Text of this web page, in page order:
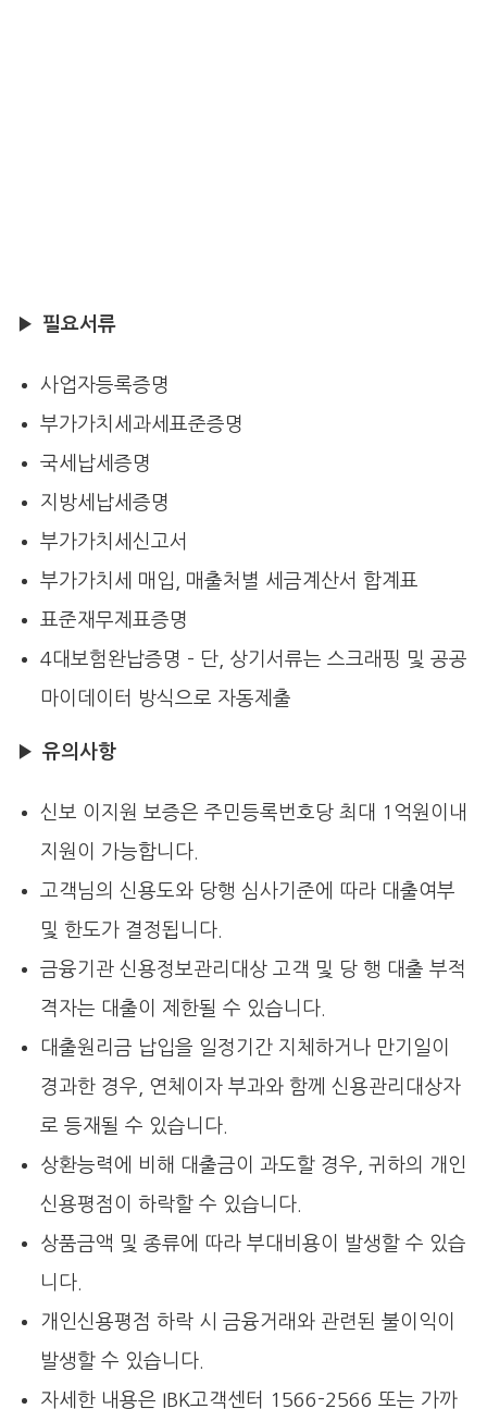
▶ 필요서류
사업자등록증명
부가가치세과세표준증명
국세납세증명
지방세납세증명
부가가치세신고서
부가가치세 매입, 매출처별 세금계산서 합계표
표준재무제표증명
4대보험완납증명 – 단, 상기서류는 스크래핑 및 공공
마이데이터 방식으로 자동제출
▶ 유의사항
신보 이지원 보증은 주민등록번호당 최대 1억원이내
지원이 가능합니다.
고객님의 신용도와 당행 심사기준에 따라 대출여부
및 한도가 결정됩니다.
금융기관 신용정보관리대상 고객 및 당 행 대출 부적
격자는 대출이 제한될 수 있습니다.
대출원리금 납입을 일정기간 지체하거나 만기일이
경과한 경우, 연체이자 부과와 함께 신용관리대상자
로 등재될 수 있습니다.
상환능력에 비해 대출금이 과도할 경우, 귀하의 개인
신용평점이 하락할 수 있습니다.
상품금액 및 종류에 따라 부대비용이 발생할 수 있습
니다.
개인신용평점 하락 시 금융거래와 관련된 불이익이
발생할 수 있습니다.
자세한 내용은 IBK고객센터 1566-2566 또는 가까